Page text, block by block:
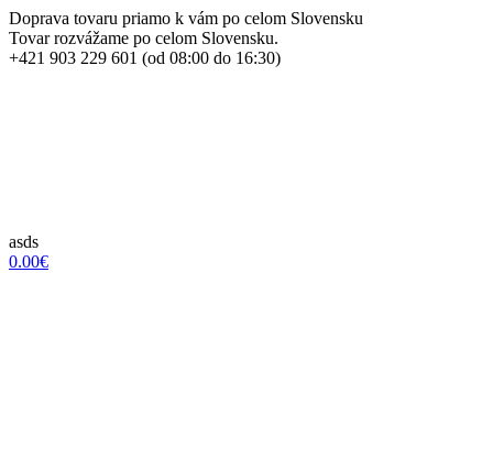
Doprava tovaru priamo k vám po celom Slovensku
Tovar rozvážame po celom Slovensku.
+421 903 229 601 (od 08:00 do 16:30)
asds
0.00€